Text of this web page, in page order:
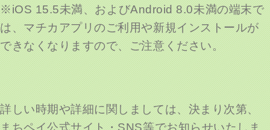
※iOS 15.5未満、およびAndroid 8.0未満の端末で
は、マチカアプリのご利用や新規インストールが
できなくなりますので、ご注意ください。
詳しい時期や詳細に関しましては、決まり次第、
まちペイ公式サイト・SNS等でお知らせいたしま